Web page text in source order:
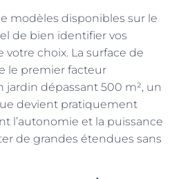
modèles disponibles sur le
de bien identifier vos
votre choix. La surface de
le premier facteur
dépassant 500 m², un
devient pratiquement
l’autonomie et la puissance
de grandes étendues sans